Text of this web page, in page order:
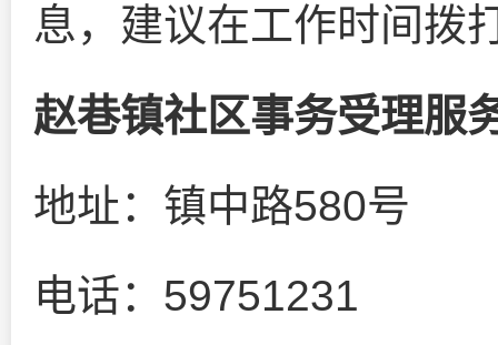
息，建议在工作时间拨
赵巷镇社区事务受理服
地址：镇中路580号
电话：59751231